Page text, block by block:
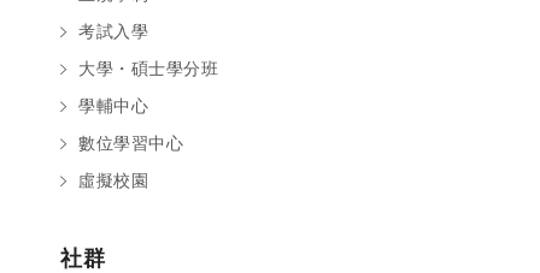
考試入學
大學・碩士學分班
學輔中心
數位學習中心
虛擬校園
社群